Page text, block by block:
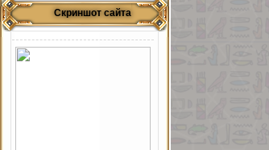
Скриншот сайта